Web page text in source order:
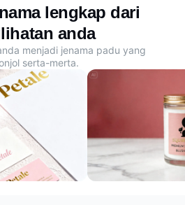
lengkap dari
anda
menjadi jenama padu yang
serta-merta.